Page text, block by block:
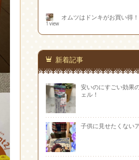
オムツはドンキがお買い得
1 view
新着記事
安いのにすごい効果
ェル！
子供に見せたくない